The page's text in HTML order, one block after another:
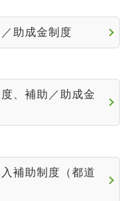
助成金制度
、補助／助成金
補助制度（都道